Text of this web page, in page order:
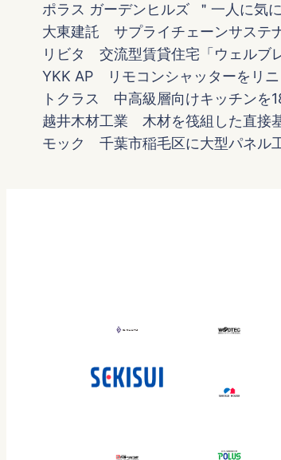
ポラス ガーデンヒルズ ＂一人に気
大東建託 サプライチェーンサステ
リビタ 交流型賃貸住宅「ウェルブ
YKK AP リモコンシャッターをリ
トクラス 中高級層向けキッチンを
越井木材工業 木材を筏組した直接
モック 千葉市稲毛区に大型パネル